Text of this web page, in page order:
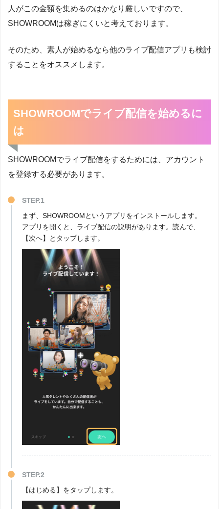
人がこの金額を集めるのはかなり厳しいですので、
SHOWROOMは稼ぎにくいと考えております。
そのため、素人が始めるなら他のライブ配信アプリも検討
することをオススメします。
SHOWROOMでライブ配信を始めるに
は
SHOWROOMでライブ配信をするためには、アカウント
を登録する必要があります。
STEP.1
まず、SHOWROOMというアプリをインストールします。
アプリを開くと、ライブ配信の説明があります。読んで、
【次へ】とタップします。
STEP.2
【はじめる】をタップします。